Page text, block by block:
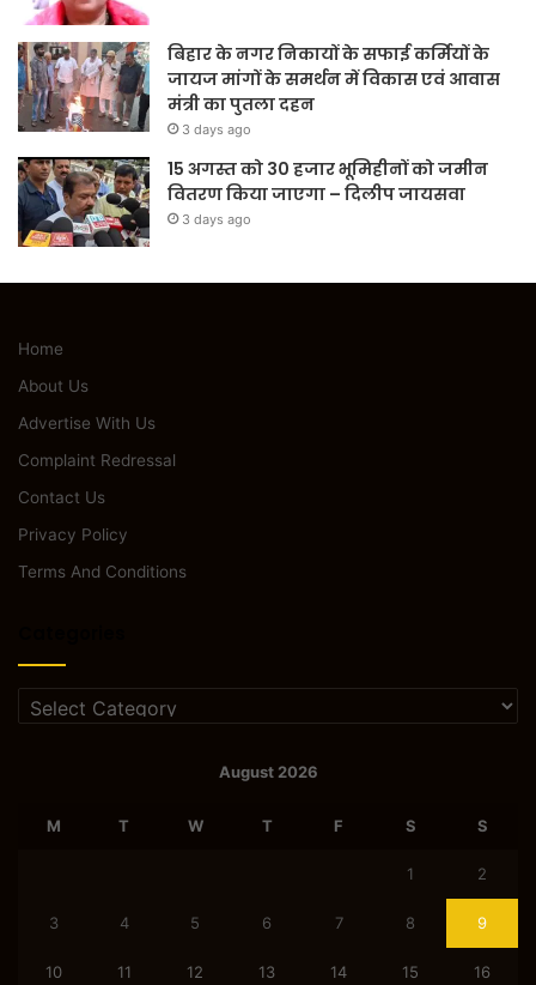
बिहार के नगर निकायों के सफाई कर्मियों के
जायज मांगों के समर्थन में विकास एवं आवास
मंत्री का पुतला दहन
3 days ago
15 अगस्त को 30 हजार भूमिहीनों को जमीन
वितरण किया जाएगा – दिलीप जायसवा
3 days ago
Home
About Us
Advertise With Us
Complaint Redressal
Contact Us
Privacy Policy
Terms And Conditions
Categories
August 2026
M T W T F S S
1 2
3 4 5 6 7 8 9
10 11 12 13 14 15 16